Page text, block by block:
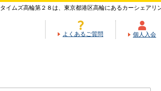
タイムズ高輪第２８は、東京都港区高輪にあるカーシェアリ
よくあるご質問 個人入会